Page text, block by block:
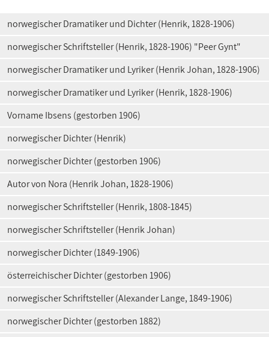
norwegischer Dramatiker und Dichter (Henrik, 1828-1906)
norwegischer Schriftsteller (Henrik, 1828-1906) "Peer Gynt"
norwegischer Dramatiker und Lyriker (Henrik Johan, 1828-1906)
norwegischer Dramatiker und Lyriker (Henrik, 1828-1906)
Vorname Ibsens (gestorben 1906)
norwegischer Dichter (Henrik)
norwegischer Dichter (gestorben 1906)
Autor von Nora (Henrik Johan, 1828-1906)
norwegischer Schriftsteller (Henrik, 1808-1845)
norwegischer Schriftsteller (Henrik Johan)
norwegischer Dichter (1849-1906)
österreichischer Dichter (gestorben 1906)
norwegischer Schriftsteller (Alexander Lange, 1849-1906)
norwegischer Dichter (gestorben 1882)